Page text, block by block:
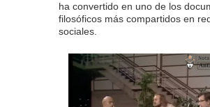
ha convertido en uno de los
filosóficos más compartidos en
sociales.